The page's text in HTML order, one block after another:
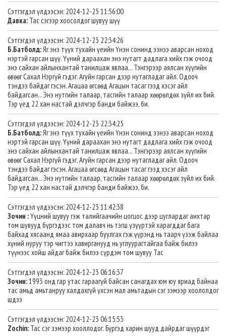
Сэтгэгдэл үлдээсэн: 2024-12-25 11:56:00
Давка: Тас сэгээр хоосолдог шувуу шүү
Сэтгэгдэл үлдээсэн: 2024-12-23 22:34:26
Б.Батболд:Яг энэ түүх тухайн үеийн Үнэн сонинд эзнээ аварсан ноход
нэртэй гарсан шүү. Үүний дараахан энэ нутагт дадлага хийх гэж очоод
энэ сайхан айлынхантай танилцаж явлаа... Тэнгэрээр аялсан хүүгийн
өвөөг Сахал Нэргүй гэдэг. Агуйн гарсан дээр нутагладаг айл. Одооч
тэндээ байдаг гэсэн. Агацаа өгсөөд Агацын тасаг гээд хэсэг айл
байдагсан... Энэ нутгийн талаар, тасгийн талаар хөөрөлдөх зүйл их бий.
Тэр үед 22 хан настай дэлчгэр банди байжээ, би.
Сэтгэгдэл үлдээсэн: 2024-12-23 22:34:25
Б.Батболд:Яг энэ түүх тухайн үеийн Үнэн сонинд эзнээ аварсан ноход
нэртэй гарсан шүү. Үүний дараахан энэ нутагт дадлага хийх гэж очоод
энэ сайхан айлынхантай танилцаж явлаа... Тэнгэрээр аялсан хүүгийн
өвөөг Сахал Нэргүй гэдэг. Агуйн гарсан дээр нутагладаг айл. Одооч
тэндээ байдаг гэсэн. Агацаа өгсөөд Агацын тасаг гээд хэсэг айл
байдагсан... Энэ нутгийн талаар, тасгийн талаар хөөрөлдөх зүйл их бий.
Тэр үед 22 хан настай дэлчгэр банди байжээ, би.
Сэтгэгдэл үлдээсэн: 2024-12-23 11:42:38
Зочин :Үүцний шувуу гэж талийгаачийн цогцос дээр цуглардаг аихтар
том шувууд бүргэдээс том далавч нь тэгш үзүүртэй харагддаг бага
байхад хясаанд ямаа авирхаар буулгах гэж үүрэнд нь таарч үзэж байлаа
хүний нуруу тэр чигтээ хавирганууд нь углуурагтайгаа байж билээ
түүнээс хойш айдаг байж билээ сүрдэм том шувуу Тас
Сэтгэгдэл үлдээсэн: 2024-12-23 06:16:37
Зочин:1993 онд гар утас гараагүй байсан санагдах юм юу яриад байнаа
тас амьд амьтанруу халдахгүй үхсэн мал амьтадын сэг зэмээр хоололдог
шдээ
Сэтгэгдэл үлдээсэн: 2024-12-23 06:15:53
Zochin: Тас сэг зэмээр хооллодог. Бүргэд харин шууд дайрдаг шүүрдэг